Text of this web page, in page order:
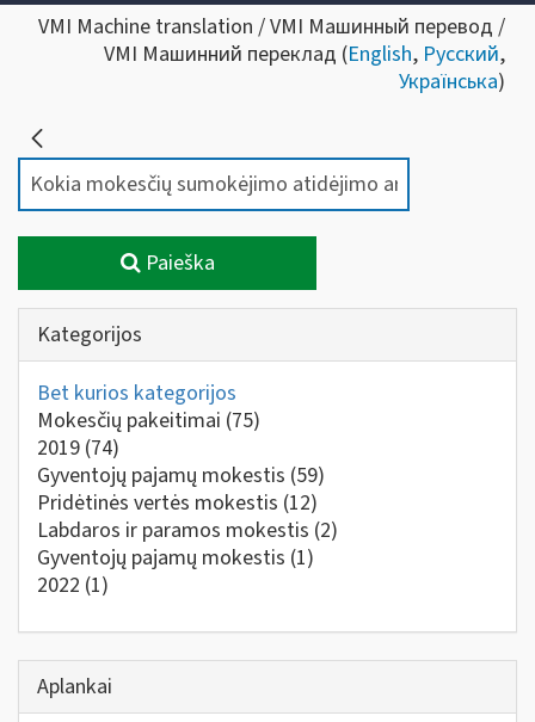
VMI Machine translation / VMI Машинный перевод /
VMI Машинний переклад (English, Русский,
Українська)
Paieška
Kategorijos
Bet kurios kategorijos
Mokesčių pakeitimai (75)
2019 (74)
Gyventojų pajamų mokestis (59)
Pridėtinės vertės mokestis (12)
Labdaros ir paramos mokestis (2)
Gyventojų pajamų mokestis (1)
2022 (1)
Aplankai